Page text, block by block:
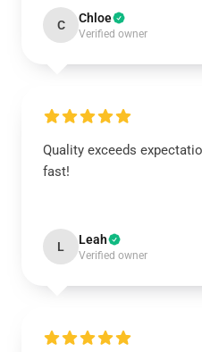
C Chloe
Verified owner
Quality exceeds
fast!
L Leah
Verified owner